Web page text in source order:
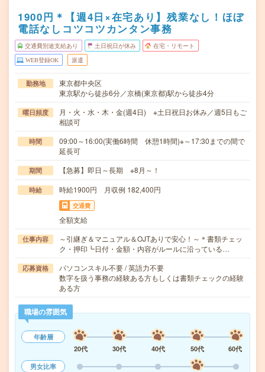
1900円＊【週4日×在宅あり】残業なし！ほぼ
電話なしコツコツカンタン事務
交通費別途支給あり 土日祝日が休み 在宅・リモート
WEB登録OK 派遣
勤務地
東京都中央区
東京駅から徒歩6分／京橋(東京都)駅から徒歩4分
曜日頻度
月・火・水・木・金(週4日) ※土日祝日お休み／週5日もご
相談可
時間
09:00～16:00(実働6時間 休憩1時間)※～17:30までの間で
延長可
期間 【急募】即日～長期 ※8月～！
時給 時給1900円 月収例 182,400円
交通費
全額支給
仕事内容
～引継ぎ＆マニュアル＆OJTありで安心！～＊書類チェッ
ク・押印┗日付・金額・内容がルールに沿っている…
応募資格
パソコンスキル不要 / 英語力不要
数字を扱う事務の経験ある方もしくは書類チェックの経験
ある方
職場の雰囲気
年齢層
20代
30代 40代 50代
60代
男女比率